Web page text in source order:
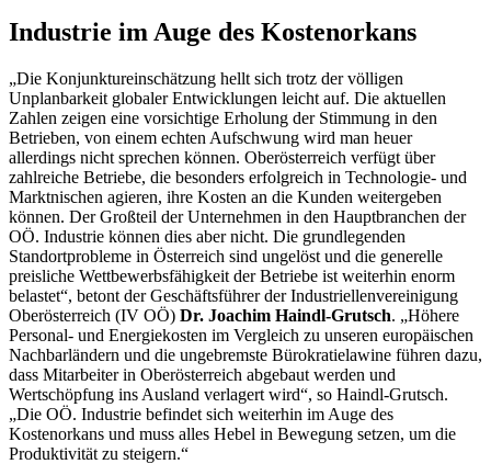
Industrie im Auge des Kostenorkans
„Die Konjunktureinschätzung hellt sich trotz der völligen
Unplanbarkeit globaler Entwicklungen leicht auf. Die aktuellen
Zahlen zeigen eine vorsichtige Erholung der Stimmung in den
Betrieben, von einem echten Aufschwung wird man heuer
allerdings nicht sprechen können. Oberösterreich verfügt über
zahlreiche Betriebe, die besonders erfolgreich in Technologie- und
Marktnischen agieren, ihre Kosten an die Kunden weitergeben
können. Der Großteil der Unternehmen in den Hauptbranchen der
OÖ. Industrie können dies aber nicht. Die grundlegenden
Standortprobleme in Österreich sind ungelöst und die generelle
preisliche Wettbewerbsfähigkeit der Betriebe ist weiterhin enorm
belastet“, betont der Geschäftsführer der Industriellenvereinigung
Oberösterreich (IV OÖ) Dr. Joachim Haindl-Grutsch. „Höhere
Personal- und Energiekosten im Vergleich zu unseren europäischen
Nachbarländern und die ungebremste Bürokratielawine führen dazu,
dass Mitarbeiter in Oberösterreich abgebaut werden und
Wertschöpfung ins Ausland verlagert wird“, so Haindl-Grutsch.
„Die OÖ. Industrie befindet sich weiterhin im Auge des
Kostenorkans und muss alles Hebel in Bewegung setzen, um die
Produktivität zu steigern.“